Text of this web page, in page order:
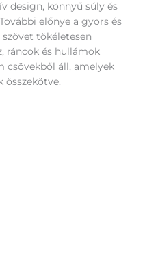
design, könnyű súly és
előnye a gyors és
szövet tökéletesen
ráncok és hullámok
csövekből áll, amelyek
összekötve.